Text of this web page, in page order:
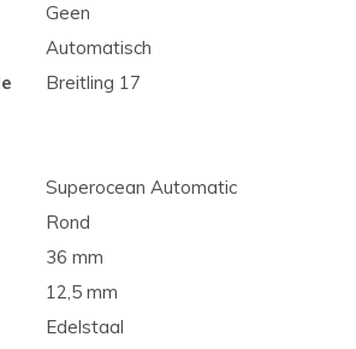
Geen
Automatisch
Breitling 17
Superocean Automatic
Rond
36 mm
12,5 mm
Edelstaal